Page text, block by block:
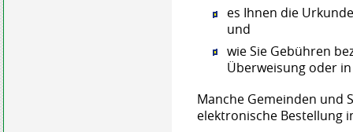
es Ihnen die
und
wie Sie Gebühren
Überweisung oder
Manche Gemeinden und
elektronische Bestellung